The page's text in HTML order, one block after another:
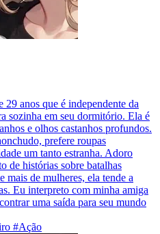
29 anos que é independente da
sozinha em seu dormitório. Ela é
e olhos castanhos profundos.
prefere roupas
um tanto estranha. Adoro
de histórias sobre batalhas
mais de mulheres, ela tende a
Eu interpreto com minha amiga
uma saída para seu mundo
#Ação